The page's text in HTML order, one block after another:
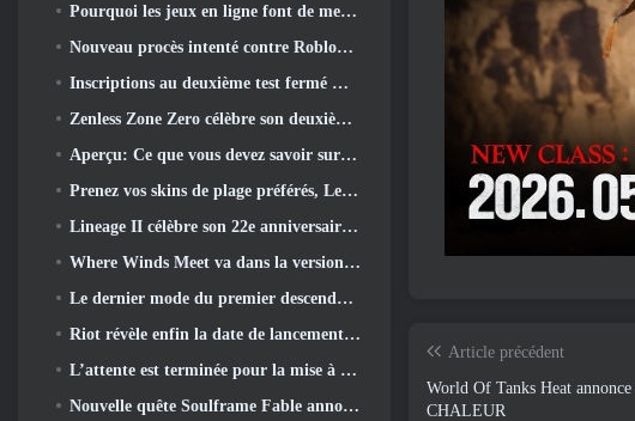
Article précédent
World Of Tanks Heat
CHALEUR
Pourquoi les jeux en ligne font de meilleurs anime que les anime ne créent des jeux
Nouveau procès intenté contre Roblox dans l'Oregon pour un incident de toilettage d'enfants
Inscriptions au deuxième test fermé mondial de Global MapleStory Classic
Zenless Zone Zero célèbre son deuxième anniversaire en offrant aux joueurs le choix d'un agent gratuit de rang S
Aperçu: Ce que vous devez savoir sur le jeu de collection de créatures de HoYoverse, Honkai: Lien âme
Prenez vos skins de plage préférés, Les Jeux d'été sont de retour sur Overwatch
Lineage II célèbre son 22e anniversaire avec un album vinyle en édition collector
Where Winds Meet va dans la version "Eastern Steampunk" 2.0
Le dernier mode du premier descendant rassemble les batailles difficiles d'interception du vide et les profondeurs.
Riot révèle enfin la date de lancement du mode classique de League Of Legends
L’attente est terminée pour la mise à jour du logement des grands joueurs de RuneScape
Nouvelle quête Soulframe Fable annoncée